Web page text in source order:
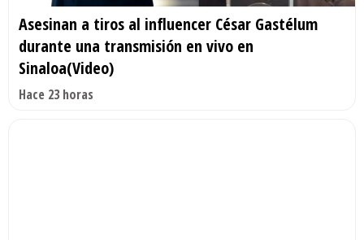
Asesinan a tiros al influencer César Gastélum
durante una transmisión en vivo en
Sinaloa(Video)
Hace 23 horas